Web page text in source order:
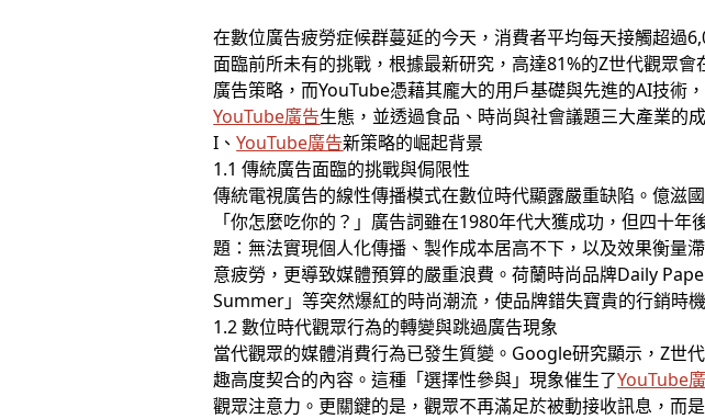
在數位廣告疲勞症候群蔓延的今天，消費者平均每天接觸超過
面臨前所未有的挑戰，根據最新研究，高達81%的Z世代觀眾
廣告策略，而YouTube憑藉其龐大的用戶基礎與先進的AI技術
YouTube廣告生態，並透過食品、時尚與社會議題三大產業的
I、YouTube廣告新策略的崛起背景
1.1 傳統廣告面臨的挑戰與侷限性
傳統電視廣告的線性傳播模式在數位時代顯露嚴重缺陷。億滋
「你怎麼吃你的？」廣告詞雖在1980年代大獲成功，但四十
題：無法實現個人化傳播、製作成本居高不下，以及效果衡量
意疲勞，更導致媒體預算的嚴重浪費。荷蘭時尚品牌Daily
Summer」等突然爆紅的時尚潮流，使品牌錯失寶貴的行銷時機
1.2 數位時代觀眾行為的轉變與跳過廣告現象
當代觀眾的媒體消費行為已發生質變。Google研究顯示，Z世
趣高度契合的內容。這種「選擇性參與」現象催生了YouTube
觀眾注意力。更關鍵的是，觀眾不再滿足於被動接收訊息，而